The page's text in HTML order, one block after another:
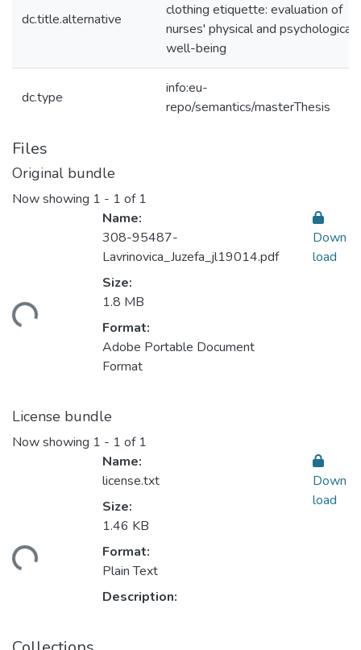
dc.title.alternative
clothing etiquette: evaluation of
nurses' physical and psychological
well-being
dc.type
info:eu-
repo/semantics/masterThesis
Files
Original bundle
Now showing 1 - 1 of 1
Name:
308-95487-
Lavrinovica_Juzefa_jl19014.pdf
Size:
1.8 MB
Format:
Adobe Portable Document
Format
Down
load
License bundle
Now showing 1 - 1 of 1
Name:
license.txt
Size:
1.46 KB
Format:
Plain Text
Description:
Down
load